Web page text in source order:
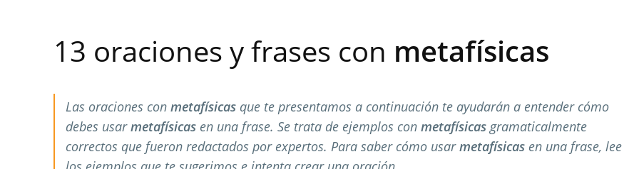
13 oraciones y frases con metafísicas
Las oraciones con metafísicas que te presentamos a continuación te ayudarán a entender cómo
debes usarmetafísicas en una frase. Se trata de ejemplos con metafísicasgramaticalmente
correctos que fueron redactados por expertos. Para saber cómo usarmetafísicas en una frase, lee